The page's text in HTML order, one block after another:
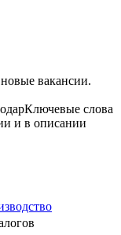
вакансии.
Ключевые слова
и в описании